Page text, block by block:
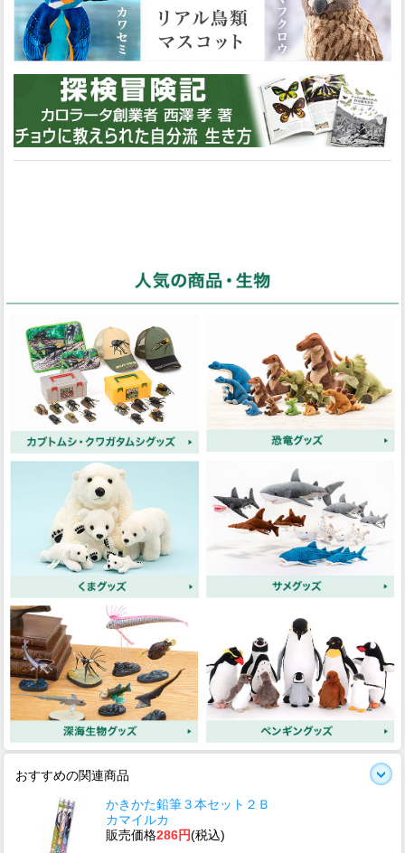
おすすめの関連商品
かきかた鉛筆３本セット２Ｂ
カマイルカ
販売価格286円(税込)